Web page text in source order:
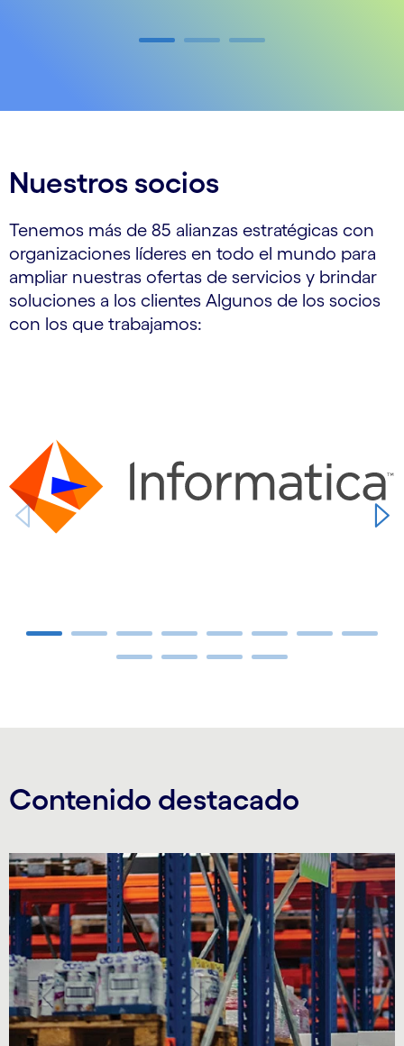
Nuestros socios
Tenemos más de 85 alianzas estratégicas con
organizaciones líderes en todo el mundo para
ampliar nuestras ofertas de servicios y brindar
soluciones a los clientes Algunos de los socios
con los que trabajamos:
Contenido destacado
Carousel starts